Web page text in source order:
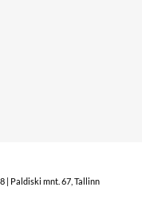
| Paldiski mnt. 67, Tallinn